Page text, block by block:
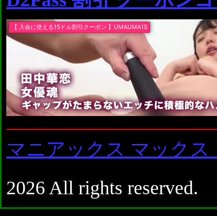
マニアックス マックス
2026 All rights reserved.